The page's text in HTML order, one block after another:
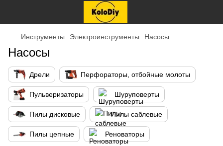
Инструменты Электроинструменты Насосы
Насосы
Дрели Перфораторы, отбойные молоты
Пульверизаторы Шуруповерты
Пилы дисковые Пилы саблевые
Пилы цепные Реноваторы